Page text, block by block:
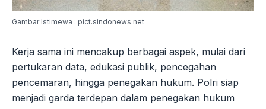
Gambar Istimewa : pict.sindonews.net
Kerja sama ini mencakup berbagai aspek, mulai dari
pertukaran data, edukasi publik, pencegahan
pencemaran, hingga penegakan hukum. Polri siap
menjadi garda terdepan dalam penegakan hukum